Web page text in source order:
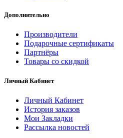
Дополнительно
Производители
Подарочные сертификаты
Партнёры
Товары со скидкой
Личный Кабинет
Личный Кабинет
История заказов
Мои Закладки
Рассылка новостей